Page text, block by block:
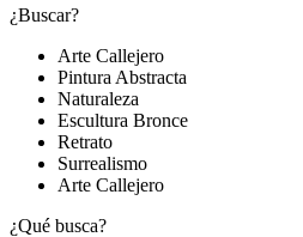
¿Buscar?
Arte Callejero
Pintura Abstracta
Naturaleza
Escultura Bronce
Retrato
Surrealismo
Arte Callejero
¿Qué busca?